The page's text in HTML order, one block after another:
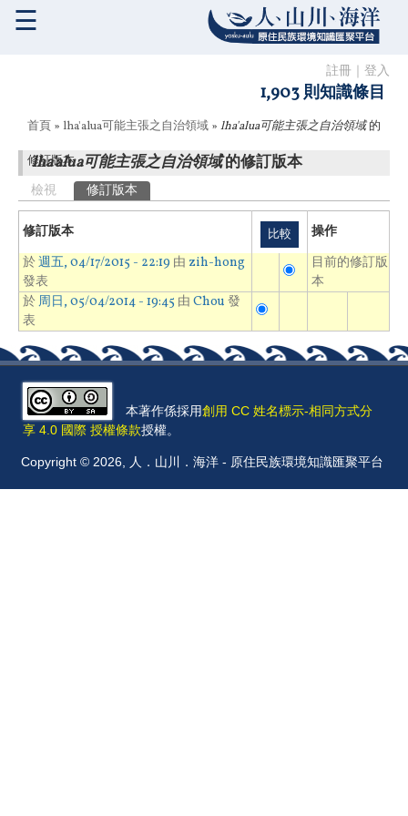
註冊 登入
1,903 則知識條目
☰
您在這裡
首頁 » lha'alua可能主張之自治領域 » lha'alua可能主張之自治領域的
修訂版本
lha'alua可能主張之自治領域的修訂版本
主要索引標籤
檢視 修訂版本
修訂版本
操作
於週五, 04/17/2015 - 22:19 由 zih-hong
發表
目前的修訂版
本
於周日, 05/04/2014 - 19:45 由 Chou 發
表
本著作係採用創用 CC 姓名標示-相同方式分
享 4.0 國際 授權條款授權。
Copyright © 2026, 人．山川．海洋 - 原住民族環境知識匯聚平台